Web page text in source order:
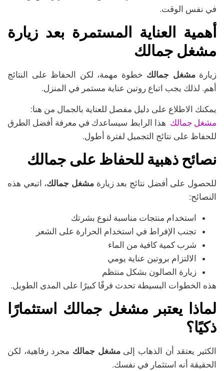
في نفس الوقت.
أهمية العناية المستمرة بعد زيارة
مشغل جمالك
زيارةمشغل جمالك خطوة مهمة، لكن الحفاظ على النتائج
أهم. لذلك يجب اتباع روتين عناية مستمر في المنزل.
يمكنك الاطلاع على دليل مفصل للعناية بالجمال من هنا:
مشغل جمالك هذا الرابط سيساعدك في معرفة أفضل الطرق
للحفاظ على نتائج التجميل لفترة أطول.
نصائح ذهبية للحفاظ على جمالك
للحصول على أفضل نتائج بعد زيارة مشغل جمالك، اتبعي هذه
النصائح:
استخدام منتجات مناسبة لنوع بشرتك
تجنب الإفراط في استخدام الحرارة على الشعر
شرب كمية كافية من الماء
الالتزام بروتين عناية يومي
زيارة الصالون بشكل منتظم
هذه الخطوات البسيطة تحدث فرقًا كبيرًا على المدى الطويل.
لماذا يعتبر مشغل جمالك استثمارًا
ذكيًا؟
الكثير يعتقد أن الذهاب إلىمشغل جمالك مجرد رفاهية، لكن
الحقيقة أنه استثمار في نفسك.